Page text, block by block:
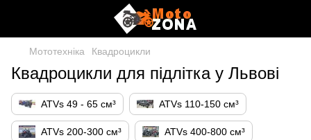
Мототехніка Квадроцикли
Квадроцикли для підлітка у Львові
ATVs 49 - 65 см³ ATVs 110-150 см³
ATVs 200-300 см³ ATVs 400-800 см³